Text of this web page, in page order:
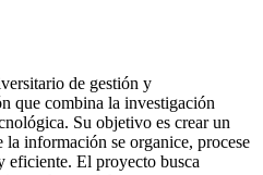
de gestión y
que combina la investigación
Su objetivo es crear un
información se organice, procese
eficiente. El proyecto busca